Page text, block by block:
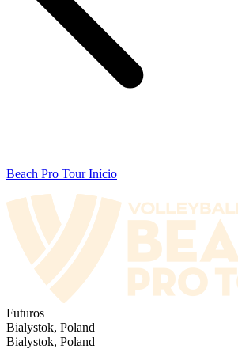
Beach Pro Tour Início
Futuros
Bialystok, Poland
Bialystok, Poland